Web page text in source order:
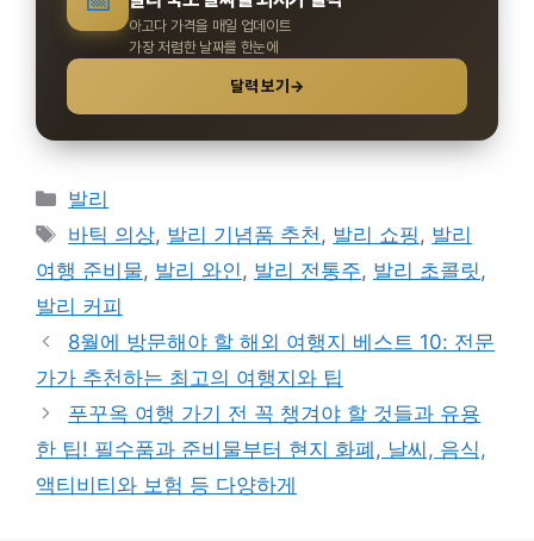
아고다 가격을 매일 업데이트
가장 저렴한 날짜를 한눈에
달력 보기 →
카
테
고
리
발리
태
그
바틱 의상, 발리 기념품 추천 , 발리 쇼핑 , 발리
여행 준비물, 발리 와인 , 발리 전통주, 발리 초콜릿 ,
발리 커피
8월에 방문해야 할 해외 여행지 베스트 10: 전문
가가 추천하는 최고의 여행지와 팁
푸꾸옥 여행 가기 전 꼭 챙겨야 할 것들과 유용
한 팁! 필수품과 준비물부터 현지 화폐, 날씨, 음식,
액티비티와 보험 등 다양하게